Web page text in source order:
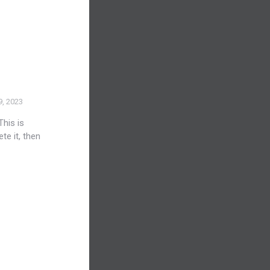
2023
is
it, then